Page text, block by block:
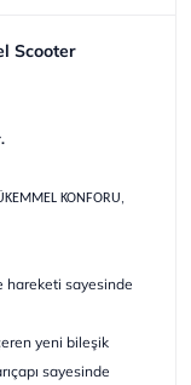
Scooter
KONFORU,
hareketi sayesinde
yeni bileşik
sayesinde